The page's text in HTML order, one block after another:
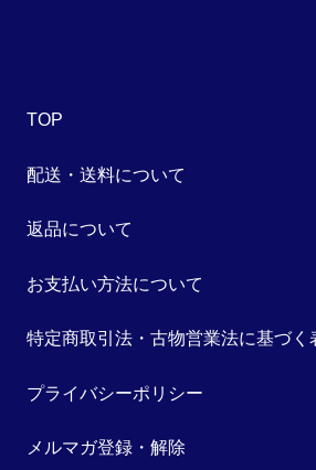
TOP
配送・送料について
返品について
お支払い方法について
特定商取引法・古物営業法に基づく
プライバシーポリシー
メルマガ登録・解除